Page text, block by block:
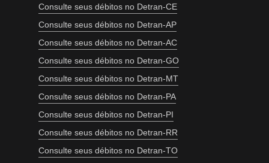
Consulte seus débitos no Detran-CE
Consulte seus débitos no Detran-AP
Consulte seus débitos no Detran-AC
Consulte seus débitos no Detran-GO
Consulte seus débitos no Detran-MT
Consulte seus débitos no Detran-PA
Consulte seus débitos no Detran-PI
Consulte seus débitos no Detran-RR
Consulte seus débitos no Detran-TO